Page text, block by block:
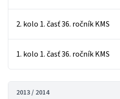
2. kolo 1. časť 36. ročník KMS
1. kolo 1. časť 36. ročník KMS
2013 / 2014